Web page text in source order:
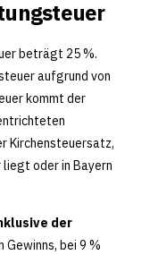
beträgt 25 %.
aufgrund von
kommt der
Kirchensteuersatz,
oder in Bayern
der
Gewinns, bei 9 %